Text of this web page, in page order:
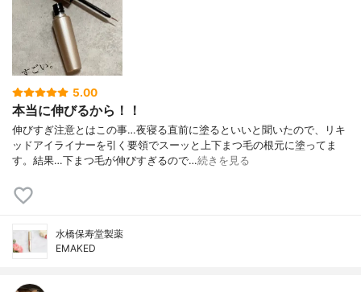
5.00
本当に伸びるから！！
伸びすぎ注意とはこの事…夜寝る直前に塗るといいと聞いたので、リキ
ッドアイライナーを引く要領でスーッと上下まつ毛の根元に塗ってま
す。結果…下まつ毛が伸びすぎるので…続きを見る
水橋保寿堂製薬
EMAKED